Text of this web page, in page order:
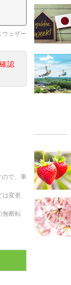
ェザー
認
ので、事
は変更
無断転